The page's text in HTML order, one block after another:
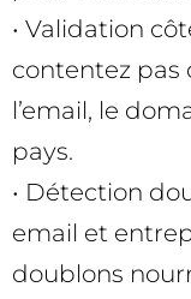
• Validation
contentez pas
l’email, le
pays.
• Détection
email et
doublons